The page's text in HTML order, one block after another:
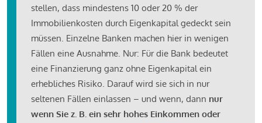
stellen, dass mindestens 10 oder 20 % der
Immobilienkosten durch Eigenkapital gedeckt sein
müssen. Einzelne Banken machen hier in wenigen
Fällen eine Ausnahme. Nur: Für die Bank bedeutet
eine Finanzierung ganz ohne Eigenkapital ein
erhebliches Risiko. Darauf wird sie sich in nur
seltenen Fällen einlassen – und wenn, dann nur
wenn Sie z. B. ein sehr hohes Einkommen oder